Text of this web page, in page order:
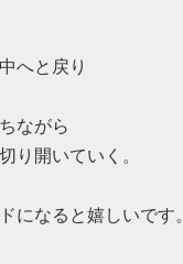
へと戻り
ながら
り開いていく。
になると嬉しいです。